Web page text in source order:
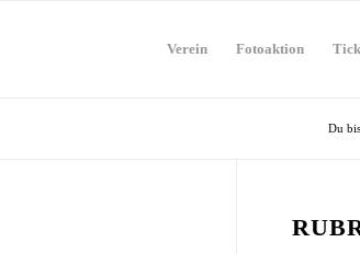
Verein Fotoaktion
Du